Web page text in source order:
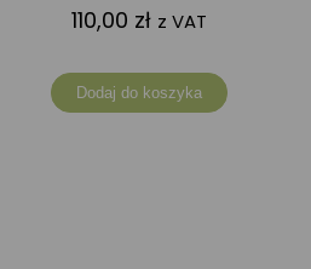
110,00 zł z VAT
Dodaj do koszyka